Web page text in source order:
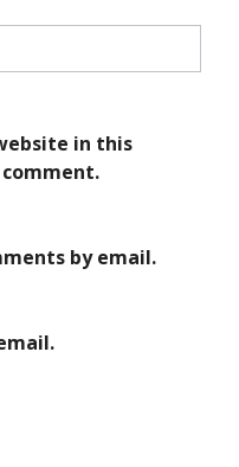
in this
by email.